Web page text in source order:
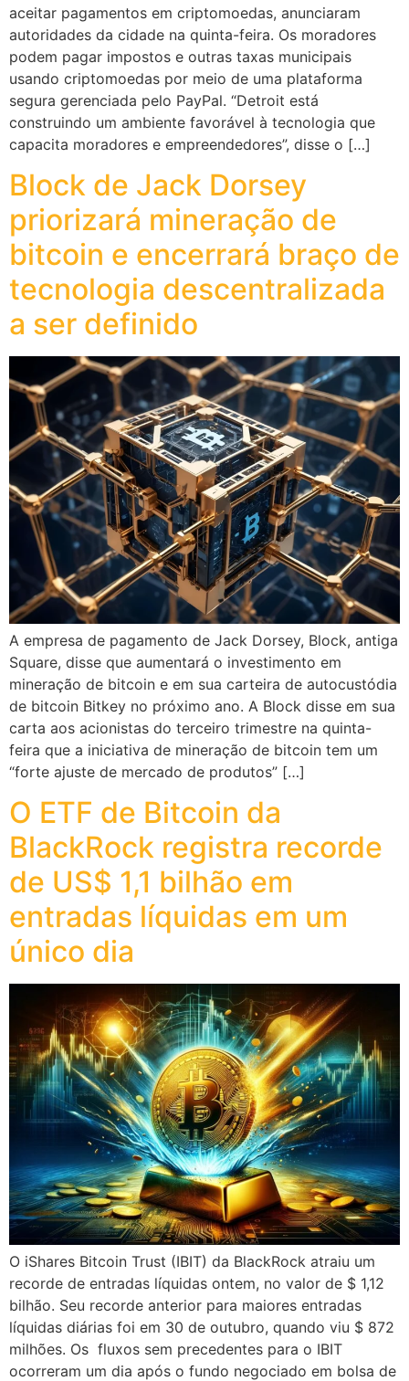
aceitar pagamentos em criptomoedas, anunciaram
autoridades da cidade na quinta-feira. Os moradores
podem pagar impostos e outras taxas municipais
usando criptomoedas por meio de uma plataforma
segura gerenciada pelo PayPal. “Detroit está
construindo um ambiente favorável à tecnologia que
capacita moradores e empreendedores”, disse o […]
Block de Jack Dorsey
priorizará mineração de
bitcoin e encerrará braço de
tecnologia descentralizada
a ser definido
A empresa de pagamento de Jack Dorsey, Block, antiga
Square, disse que aumentará o investimento em
mineração de bitcoin e em sua carteira de autocustódia
de bitcoin Bitkey no próximo ano. A Block disse em sua
carta aos acionistas do terceiro trimestre na quinta-
feira que a iniciativa de mineração de bitcoin tem um
“forte ajuste de mercado de produtos” […]
O ETF de Bitcoin da
BlackRock registra recorde
de US$ 1,1 bilhão em
entradas líquidas em um
único dia
O iShares Bitcoin Trust (IBIT) da BlackRock atraiu um
recorde de entradas líquidas ontem, no valor de $ 1,12
bilhão. Seu recorde anterior para maiores entradas
líquidas diárias foi em 30 de outubro, quando viu $ 872
milhões. Os fluxos sem precedentes para o IBIT
ocorreram um dia após o fundo negociado em bolsa de